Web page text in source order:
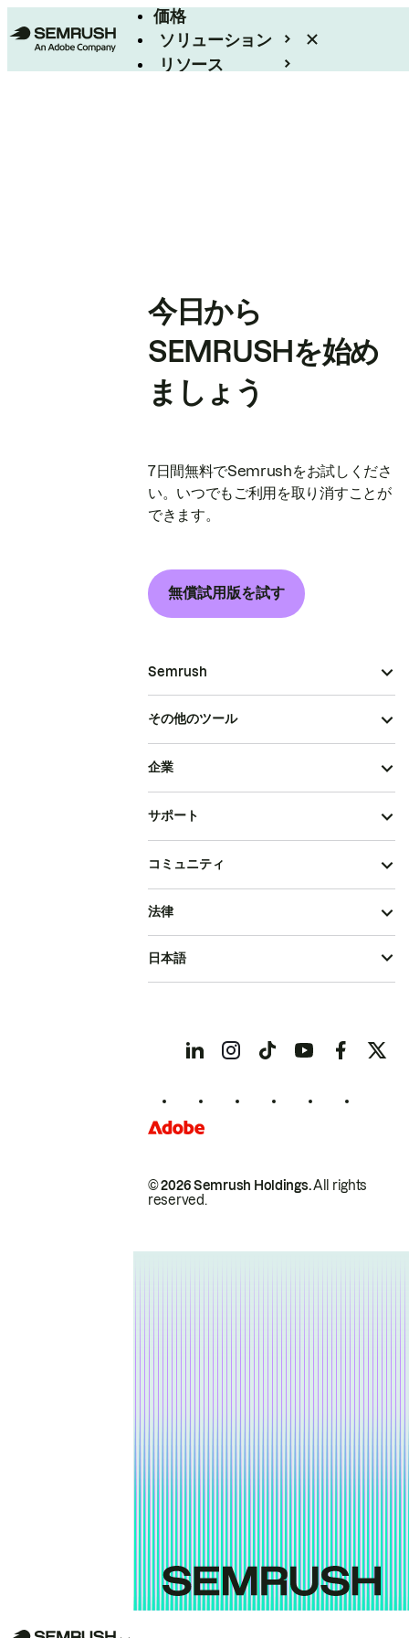
価格
ソリューション
リソース
今日から
SEMRUSHを始め
ましょう
7日間無料でSemrushをお試しくださ
い。いつでもご利用を取り消すことが
できます。
無償試用版を試す
Semrush
その他のツール
企業
サポート
コミュニティ
© 2026 Semrush Holdings.All rights
reserved.
法律
日本語